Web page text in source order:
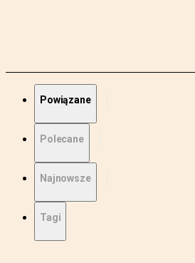
Powiązane
Polecane
Najnowsze
Tagi